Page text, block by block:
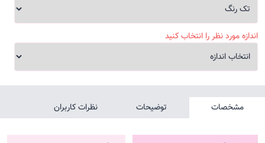
اندازه مورد نظر را انتخاب کنید
مشخصات توضیحات نظرات کاربران